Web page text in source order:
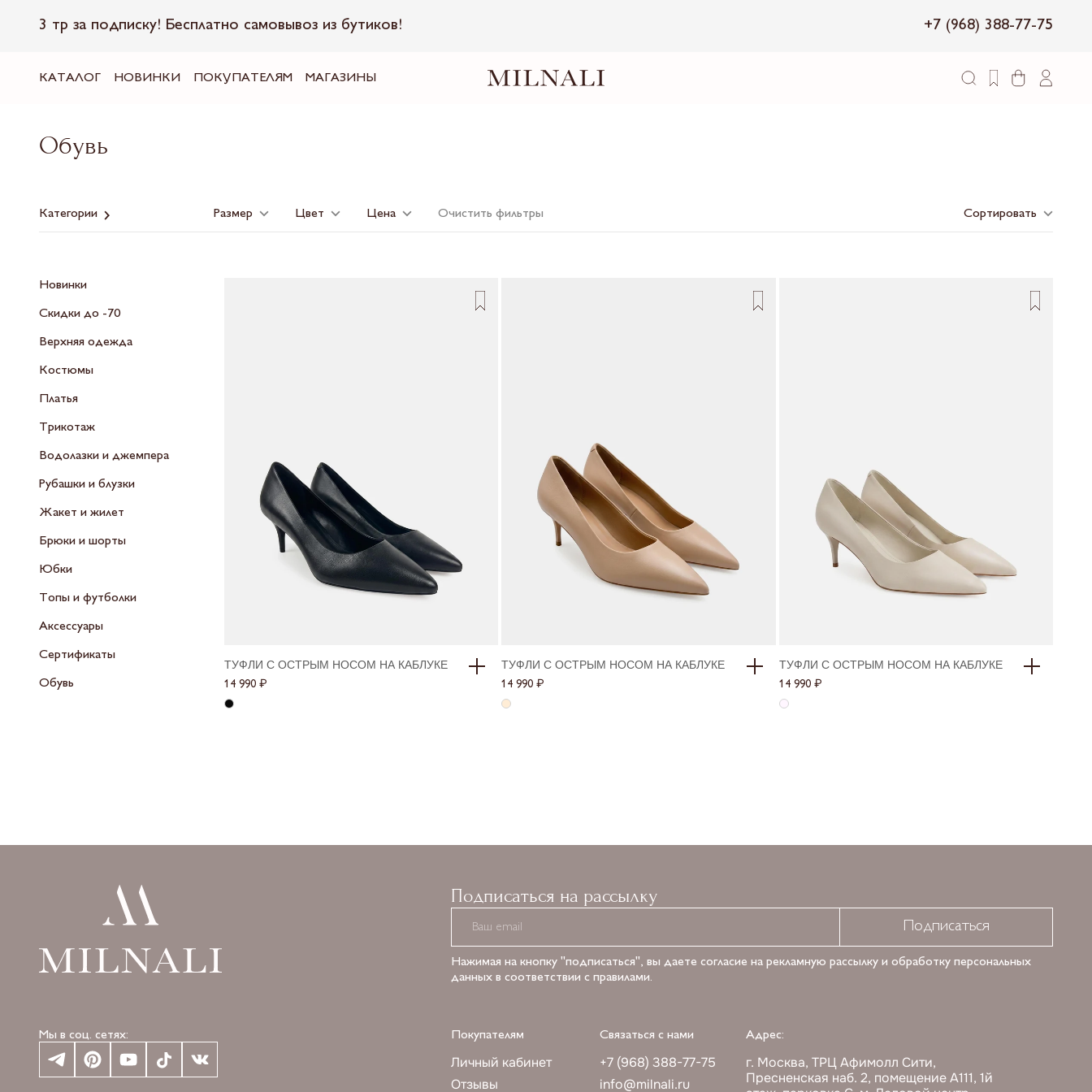
3 тр за подписку! Бесплатно самовывоз из бутиков! +7 (968) 388-77-75
КАТАЛОГ НОВИНКИ ПОКУПАТЕЛЯМ МАГАЗИНЫ
Обувь
Категории Размер Цвет Цена Очистить фильтры Сортировать
Новинки
Скидки до -70
Верхняя одежда
Костюмы
Платья
Трикотаж
Водолазки и джемпера
Рубашки и блузки
Жакет и жилет
Брюки и шорты
Юбки
Топы и футболки
Аксессуары
Сертификаты
Обувь
Размеры в наличии
ТУФЛИ С ОСТРЫМ НОСОМ НА КАБЛУКЕ
14 990 ₽
Размеры в наличии
ТУФЛИ С ОСТРЫМ НОСОМ НА КАБЛУКЕ
14 990 ₽
Размеры в наличии
ТУФЛИ С ОСТРЫМ НОСОМ НА КАБЛУКЕ
14 990 ₽
Подписаться на рассылку
Подписаться
Нажимая на кнопку "подписаться", вы даете согласие на рекламную рассылку и обработку персональных
данных в соответствии с правилами.
Мы в соц. сетях: Покупателям
Личный кабинет
Отзывы
Связаться с нами
+7 (968) 388-77-75
info@milnali.ru
Адрес:
г. Москва, ТРЦ Афимолл Сити,
Пресненская наб. 2, помещение А111, 1й